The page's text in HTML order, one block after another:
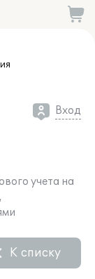
Вход
учета на
К списку